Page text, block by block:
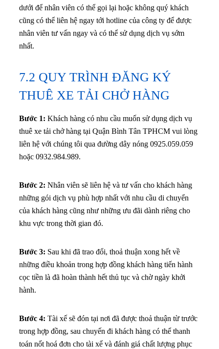
dưới để nhân viên có thể gọi lại hoặc không quý khách
cũng có thể liên hệ ngay tới hotline của công ty để được
nhân viên tư vấn ngay và có thể sử dụng dịch vụ sớm
nhất.
7.2 QUY TRÌNH ĐĂNG KÝ
THUÊ XE TẢI CHỞ HÀNG
Bước 1: Khách hàng có nhu cầu muốn sử dụng dịch vụ
thuê xe tải chở hàng tại Quận Bình Tân TPHCM vui lòng
liên hệ với chúng tôi qua đường dây nóng 0925.059.059
hoặc 0932.984.989.
Bước 2: Nhân viên sẽ liên hệ và tư vấn cho khách hàng
những gói dịch vụ phù hợp nhất với nhu cầu di chuyển
của khách hàng cũng như những ưu đãi dành riêng cho
khu vực trong thời gian đó.
Bước 3: Sau khi đã trao đổi, thoả thuận xong hết về
những điều khoản trong hợp đồng khách hàng tiến hành
cọc tiền là đã hoàn thành hết thủ tục và chờ ngày khởi
hành.
Bước 4: Tài xế sẽ đón tại nơi đã được thoả thuận từ trước
trong hợp đồng, sau chuyến đi khách hàng có thể thanh
toán nốt hoá đơn cho tài xế và đánh giá chất lượng phục